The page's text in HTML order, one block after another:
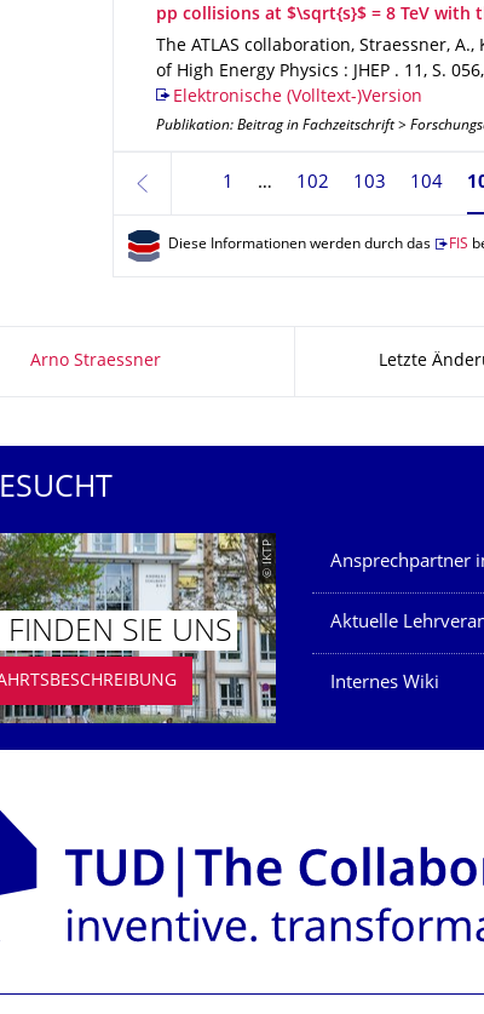
pp collisions at $\sqrt{s}$ = 8 TeV with
The ATLAS collaboration, Straessner, A.,
of High Energy Physics : JHEP . 11 , S. 056,
Elektronische (Volltext-)Version
Publikation: Beitrag in Fachzeitschrift >
zurück
1 102 103 104
Diese Informationen werden durch das FIS
Arno Straessner Letzte
© IKTP
FINDEN SIE UNS
Unsere
Ansprechpartner
Aktuelle
Internes Wiki